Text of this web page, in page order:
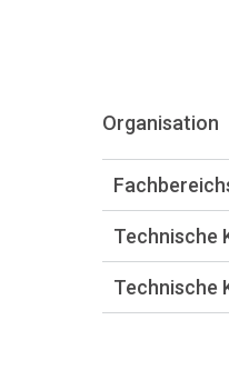
Organisation
Technische
Technische